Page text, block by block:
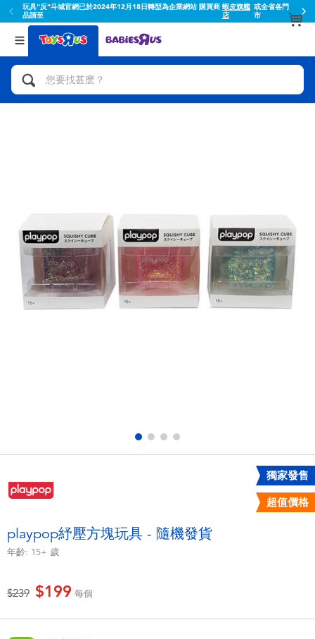
玩具"反"斗城官網已於2024年12月18日轉型為企業網站 購買商
品請至
蝦皮旗艦
店
或全省各門
市
返回
分類目錄
人氣英雄,角色扮演,射擊玩具
手工藝,文具,蠟筆,泥膠,畫板
娃娃, 芭比,收藏公仔
派對用品
返回
品牌
Toy Story玩具總動員
Miniso名創優品
playpop
NERF熱火 獨家發售
超值價格
playpop紓壓方塊玩具 - 隨機發貨
年齡: 15+ 歲
價格從
$239至$199 每個